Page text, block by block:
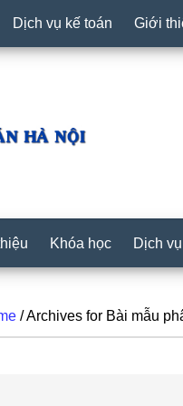
Dịch vụ kế toán Giới
Khóa học Dịch
/Archives for Bài mẫu